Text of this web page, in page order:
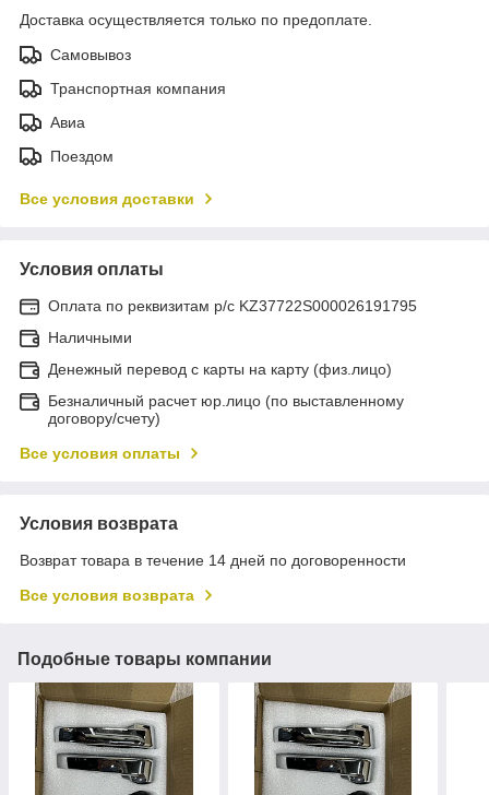
Доставка осуществляется только по предоплате.
Самовывоз
Транспортная компания
Авиа
Поездом
Все условия доставки
Условия оплаты
Оплата по реквизитам р/с KZ37722S000026191795
Наличными
Денежный перевод с карты на карту (физ.лицо)
Безналичный расчет юр.лицо (по выставленному
договору/счету)
Все условия оплаты
Условия возврата
Возврат товара в течение 14 дней по договоренности
Все условия возврата
Подобные товары компании